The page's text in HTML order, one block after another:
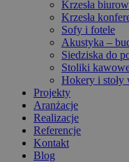
Krzesła
Krzesła
Sofy i fotele
Akustyka –
Siedziska do
Stoliki
Hokery i stoły
Projekty
Aranżacje
Realizacje
Referencje
Kontakt
Blog